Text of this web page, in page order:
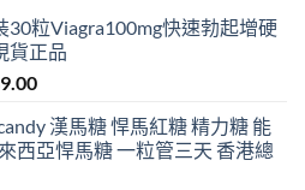
30粒Viagra100mg快速勃起增硬
貨正品
Current
is:
$989.00.
漢馬糖 悍馬紅糖 精力糖 能
西亞悍馬糖 一粒管三天 香港總